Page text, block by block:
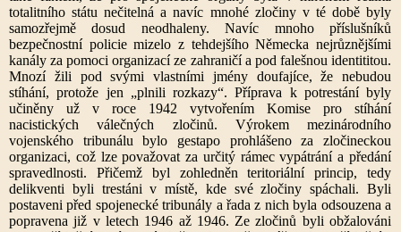
totalitního státu nečitelná a navíc mnohé zločiny v té době byly
samozřejmě dosud neodhaleny. Navíc mnoho příslušníků
bezpečnostní policie mizelo z tehdejšího Německa nejrůznějšími
kanály za pomoci organizací ze zahraničí a pod falešnou identititou.
Mnozí žili pod svými vlastními jmény doufajíce, že nebudou
stíhání, protože jen „plnili rozkazy“. Příprava k potrestání byly
učiněny už v roce 1942 vytvořením Komise pro stíhání
nacistických válečných zločinů. Výrokem mezinárodního
vojenského tribunálu bylo gestapo prohlášeno za zločineckou
organizaci, což lze považovat za určitý rámec vypátrání a předání
spravedlnosti. Přičemž byl zohledněn teritoriální princip, tedy
delikventi byli trestáni v místě, kde své zločiny spáchali. Byli
postaveni před spojenecké tribunály a řada z nich byla odsouzena a
popravena již v letech 1946 až 1946. Ze zločinů byli obžalováni